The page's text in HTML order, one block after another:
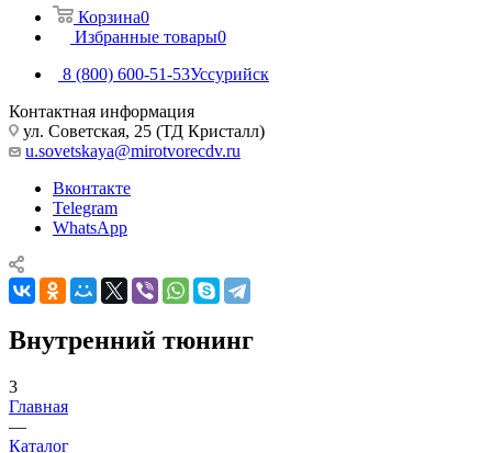
Корзина0
Избранные товары0
8 (800) 600-51-53Уссурийск
Контактная информация
ул. Советская, 25 (ТД Кристалл)
u.sovetskaya@mirotvorecdv.ru
Вконтакте
Telegram
WhatsApp
Внутренний тюнинг
3
Главная
—
Каталог